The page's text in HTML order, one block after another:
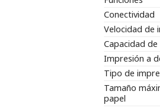
Conectividad
Velocidad de
Capacidad
Impresión a
Tipo de
Tamaño
papel